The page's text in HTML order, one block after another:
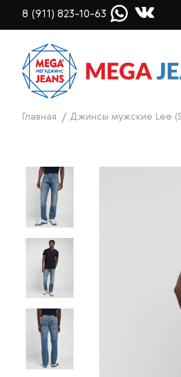
8 (911) 823-10-63
Главная Джинсы мужские Lee